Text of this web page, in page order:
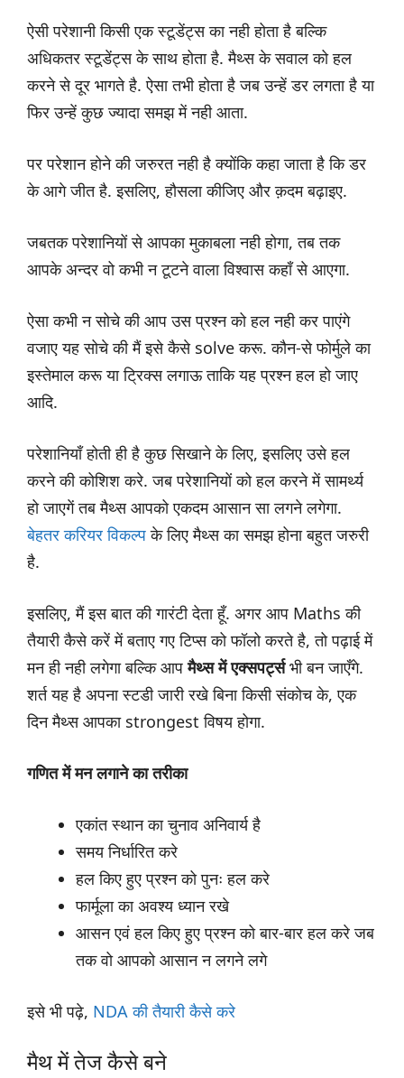
ऐसी परेशानी किसी एक स्टूडेंट्स का नही होता है बल्कि
अधिकतर स्टूडेंट्स के साथ होता है. मैथ्स के सवाल को हल
करने से दूर भागते है. ऐसा तभी होता है जब उन्हें डर लगता है या
फिर उन्हें कुछ ज्यादा समझ में नही आता.
पर परेशान होने की जरुरत नही है क्योंकि कहा जाता है कि डर
के आगे जीत है. इसलिए, हौसला कीजिए और क़दम बढ़ाइए.
जबतक परेशानियों से आपका मुकाबला नही होगा, तब तक
आपके अन्दर वो कभी न टूटने वाला विश्वास कहाँ से आएगा.
ऐसा कभी न सोचे की आप उस प्रश्न को हल नही कर पाएंगे
वजाए यह सोचे की मैं इसे कैसे solve करू. कौन-से फोर्मुले का
इस्तेमाल करू या ट्रिक्स लगाऊ ताकि यह प्रश्न हल हो जाए
आदि.
परेशानियाँ होती ही है कुछ सिखाने के लिए, इसलिए उसे हल
करने की कोशिश करे. जब परेशानियों को हल करने में सामर्थ्य
हो जाएगें तब मैथ्स आपको एकदम आसान सा लगने लगेगा.
बेहतर करियर विकल्पके लिए मैथ्स का समझ होना बहुत जरुरी
है.
इसलिए, मैं इस बात की गारंटी देता हूँ. अगर आप Maths की
तैयारी कैसे करें में बताए गए टिप्स को फॉलो करते है, तो पढ़ाई में
मन ही नही लगेगा बल्कि आपमैथ्स में एक्सपर्ट्सभी बन जाएँगे.
शर्त यह है अपना स्टडी जारी रखे बिना किसी संकोच के, एक
दिन मैथ्स आपका strongest विषय होगा.
गणित में मन लगाने का तरीका
एकांत स्थान का चुनाव अनिवार्य है
समय निर्धारित करे
हल किए हुए प्रश्न को पुनः हल करे
फार्मूला का अवश्य ध्यान रखे
आसन एवं हल किए हुए प्रश्न को बार-बार हल करे जब
तक वो आपको आसान न लगने लगे
इसे भी पढ़े, NDA की तैयारी कैसे करे
मैथ में तेज कैसे बने